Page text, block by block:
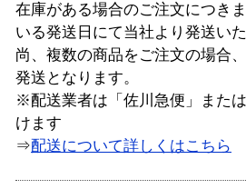
在庫がある場合のご注文につき
いる発送日にて当社より発送い
尚、複数の商品をご注文の場合
発送となります。
※配送業者は「佐川急便」また
けます
⇒配送について詳しくはこちら